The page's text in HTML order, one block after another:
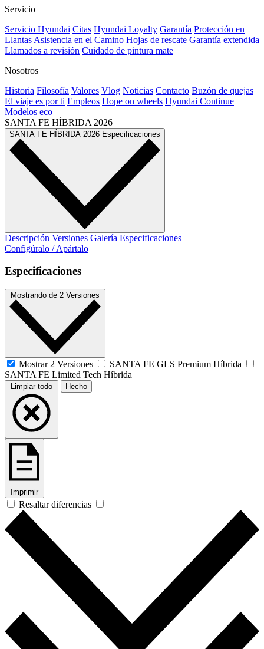
Servicio
Servicio Hyundai Citas Hyundai Loyalty Garantía Protección en
Llantas Asistencia en el Camino Hojas de rescate Garantía extendida
Llamados a revisión Cuidado de pintura mate⁠
Nosotros
Historia Filosofía Valores Vlog Noticias Contacto Buzón de quejas
El viaje es por ti Empleos Hope on wheels Hyundai Continue
Modelos eco
SANTA FE HÍBRIDA 2026
SANTA FE HÍBRIDA 2026 Especificaciones
Descripción Versiones Galería Especificaciones
Configúralo / Apártalo
Especificaciones
Mostrando de 2 Versiones
Mostrar 2 Versiones
SANTA FE GLS Premium Híbrida
SANTA FE Limited Tech Híbrida
Limpiar todo Hecho
Imprimir
Resaltar diferencias